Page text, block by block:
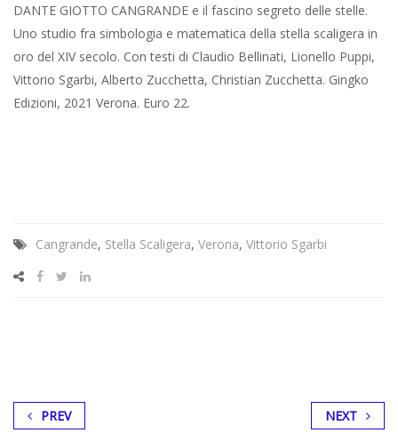
DANTE GIOTTO CANGRANDE e il fascino segreto delle stelle.
Uno studio fra simbologia e matematica della stella scaligera in
oro del XIV secolo. Con testi di Claudio Bellinati, Lionello Puppi,
Vittorio Sgarbi, Alberto Zucchetta, Christian Zucchetta. Gingko
Edizioni, 2021 Verona. Euro 22.
Cangrande, Stella Scaligera, Verona, Vittorio Sgarbi
PREV NEXT